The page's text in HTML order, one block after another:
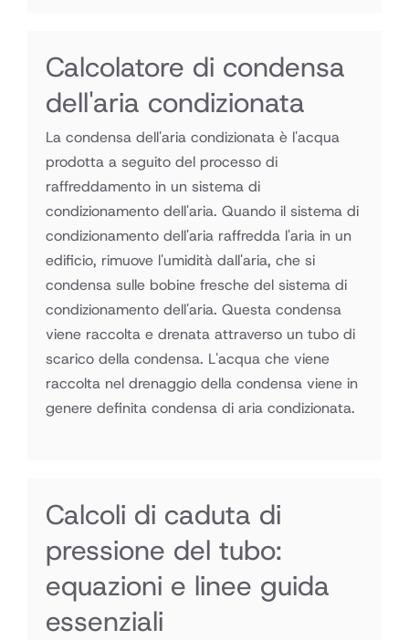
Calcolatore di condensa
dell'aria condizionata
La condensa dell'aria condizionata è l'acqua
prodotta a seguito del processo di
raffreddamento in un sistema di
condizionamento dell'aria. Quando il sistema di
condizionamento dell'aria raffredda l'aria in un
edificio, rimuove l'umidità dall'aria, che si
condensa sulle bobine fresche del sistema di
condizionamento dell'aria. Questa condensa
viene raccolta e drenata attraverso un tubo di
scarico della condensa. L'acqua che viene
raccolta nel drenaggio della condensa viene in
genere definita condensa di aria condizionata.
Calcoli di caduta di
pressione del tubo:
equazioni e linee guida
essenziali